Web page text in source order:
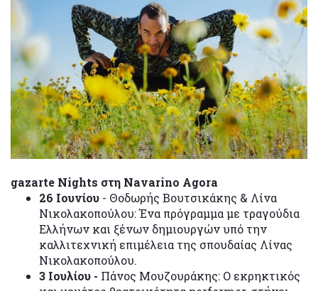
gazarte Nights στη Navarino Agora
26 Ιουνίου - Θοδωρής Βουτσικάκης & Λίνα
Νικολακοπούλου: Ένα πρόγραμμα με τραγούδια
Ελλήνων και ξένων δημιουργών υπό την
καλλιτεχνική επιμέλεια της σπουδαίας Λίνας
Νικολακοπούλου.
3 Ιουλίου - Πάνος Μουζουράκης: Ο εκρηκτικός